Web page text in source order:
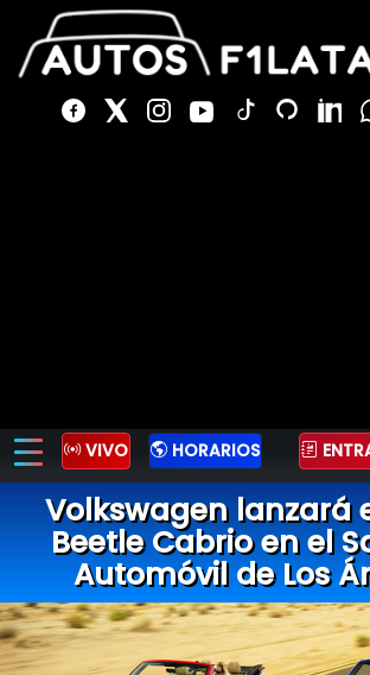
VIVO HORARIOS
Volkswagen lanzará
Beetle Cabrio en el
Automóvil de Los